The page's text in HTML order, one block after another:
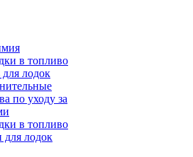
в топливо
для лодок
по уходу за
в топливо
для лодок